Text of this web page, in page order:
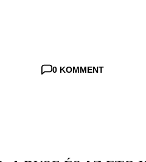
0 KOMMENT